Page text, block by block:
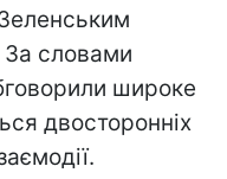
За словами
широке
двосторонніх